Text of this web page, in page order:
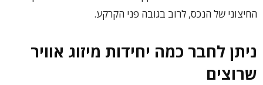
החיצוני של הנכס, לרוב בגובה פני הקרקע.
ניתן לחבר כמה יחידות מיזוג אוויר
שרוצים